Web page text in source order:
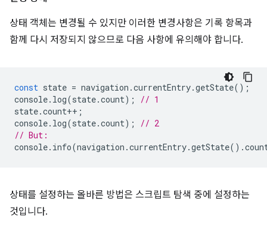
상태 객체는 변경될 수 있지만 이러한 변경사항은 기록 항목과
함께 다시 저장되지 않으므로 다음 사항에 유의해야 합니다.
const state = navigation .currentEntry.getState();
console. log(state.count);
// 1
state.count++ ;
console. log(state.count);
// 2
// But:
console. info(navigation .currentEntry.getState().
상태를 설정하는 올바른 방법은 스크립트 탐색 중에 설정하는
것입니다.